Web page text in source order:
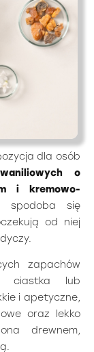
dla osób
o
i kremowo-
spodoba się
od niej
zapachów
ciastka lub
i apetyczne,
oraz lekko
drewnem,